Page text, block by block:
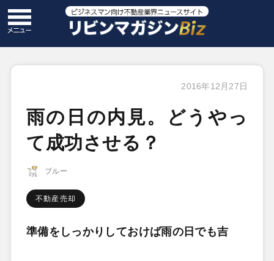
2016年12月27日
雨の日の内見。どうやっ
て成功させる？
ブルー
不動産売却
準備をしっかりしておけば雨の日でも吉